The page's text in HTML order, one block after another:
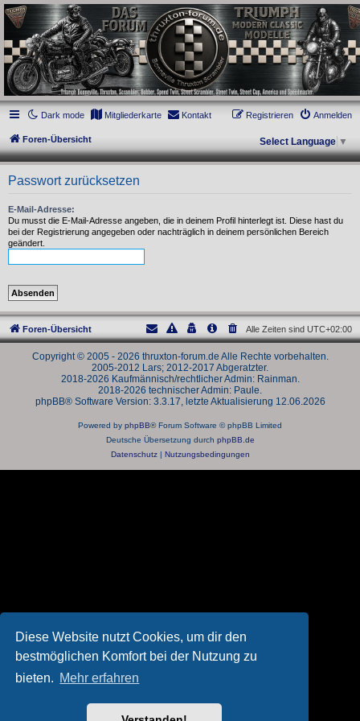
Diese Website nutzt Cookies, um dir den
bestmöglichen Komfort bei der Nutzung zu
bieten. Mehr erfahren
thruxton-forum.de
DAS FORUM! Alles rund um die Triumph Modern Classic Modelle. Das Forum für
die New Bonneville Baureihen ab BJ 2001. Triumph Bonneville, Thruxton,
Scrambler, Bobber, Speed Twin, Street Scrambler, Street Twin, Street Cup, America
und Speedmaster.
Dark mode
Mitgliederkarte Kontakt Anmelden
Registrieren
Foren-Übersicht Select Language ▼
Passwort zurücksetzen
E-Mail-Adresse:
Du musst die E-Mail-Adresse angeben, die in deinem Profil hinterlegt ist. Diese hast du
bei der Registrierung angegeben oder nachträglich in deinem persönlichen Bereich
geändert.
Foren-Übersicht Alle Zeiten sind UTC+02:00
Copyright © 2005 - 2026 thruxton-forum.de Alle Rechte vorbehalten.
2005-2012 Lars; 2012-2017 Abgeratzter.
2018-2026 Kaufmännisch/rechtlicher Admin: Rainman.
2018-2026 technischer Admin: Paule.
phpBB® Software Version: 3.3.17, letzte Aktualisierung 12.06.2026
Powered by phpBB® Forum Software © phpBB Limited
Deutsche Übersetzung durch phpBB.de
Datenschutz| Nutzungsbedingungen